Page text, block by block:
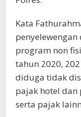
Kata
program non
tahun 2020,
diduga tidak
pajak hotel
serta pajak